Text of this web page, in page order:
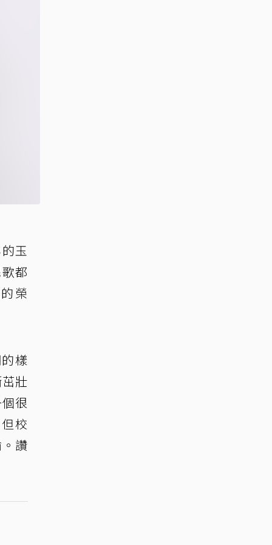
玉
都
榮
樣
壯
很
校
讚